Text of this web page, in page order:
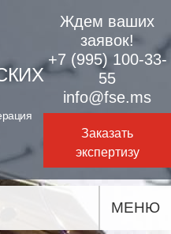
Ждем ваших
заявок!
+7 (995) 100-33-
55
info@fse.ms
Заказать
экспертизу
МЕНЮ